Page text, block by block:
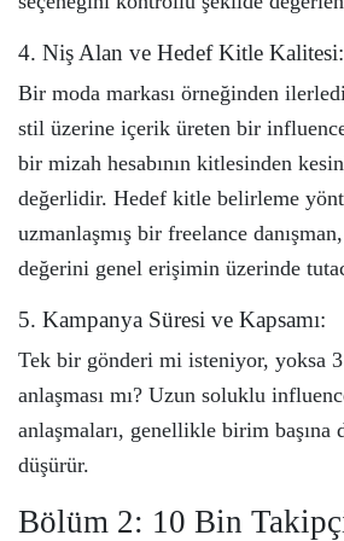
4. Niş Alan ve Hedef Kitle Kalitesi:
Bir moda markası örneğinden
stil üzerine içerik üreten bir
bir mizah hesabının kitlesinden
değerlidir. Hedef kitle belirleme
uzmanlaşmış bir freelance
değerini genel erişimin üzerinde
5. Kampanya Süresi ve Kapsamı:
Tek bir gönderi mi isteniyor, yoksa
anlaşması mı? Uzun soluklu
anlaşmaları, genellikle birim başına
düşürür.
Bölüm 2: 10 Bin